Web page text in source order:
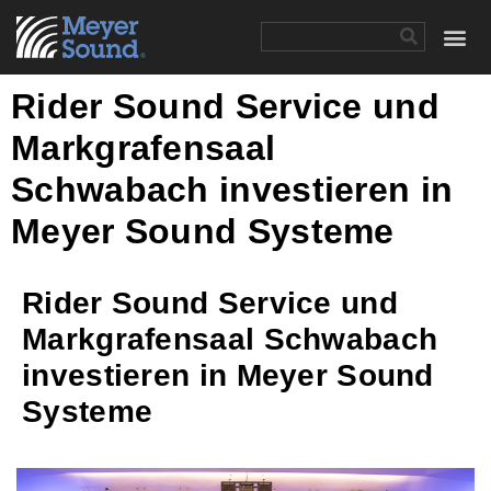
Rider Sound Service und
Markgrafensaal
Schwabach investieren in
Meyer Sound Systeme
Rider Sound Service und
Markgrafensaal Schwabach
investieren in Meyer Sound
Systeme